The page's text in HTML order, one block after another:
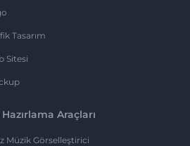
Tasarım
Sitesi
Araçları
Müzik Görselleştirici